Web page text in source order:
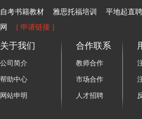
自考书籍教材 雅思托福培训 平地起直聘
网
[ 申请链接 ]
关于我们
公司简介
帮助中心
网站申明
合作联系
教师合作
市场合作
人才招聘